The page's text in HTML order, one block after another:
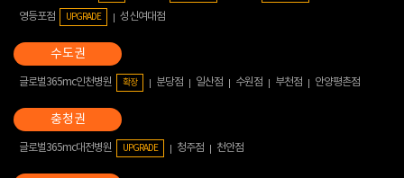
영등포점
UPGRADE 성신여대점
글로벌365mc인천병원 확장 분당점 일산점 수원점 부천점 안양평촌점
글로벌365mc대전병원 UPGRADE 청주점 천안점